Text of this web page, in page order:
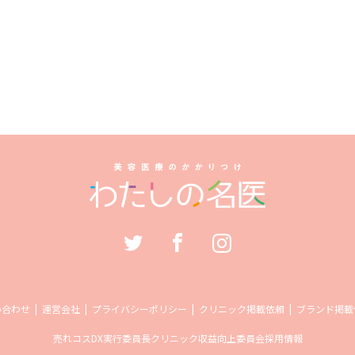
わせ 運営会社 プライバシーポリシー クリニック掲載依頼 ブランド掲
売れコスDX実行委員長クリニック収益向上委員会採用情報